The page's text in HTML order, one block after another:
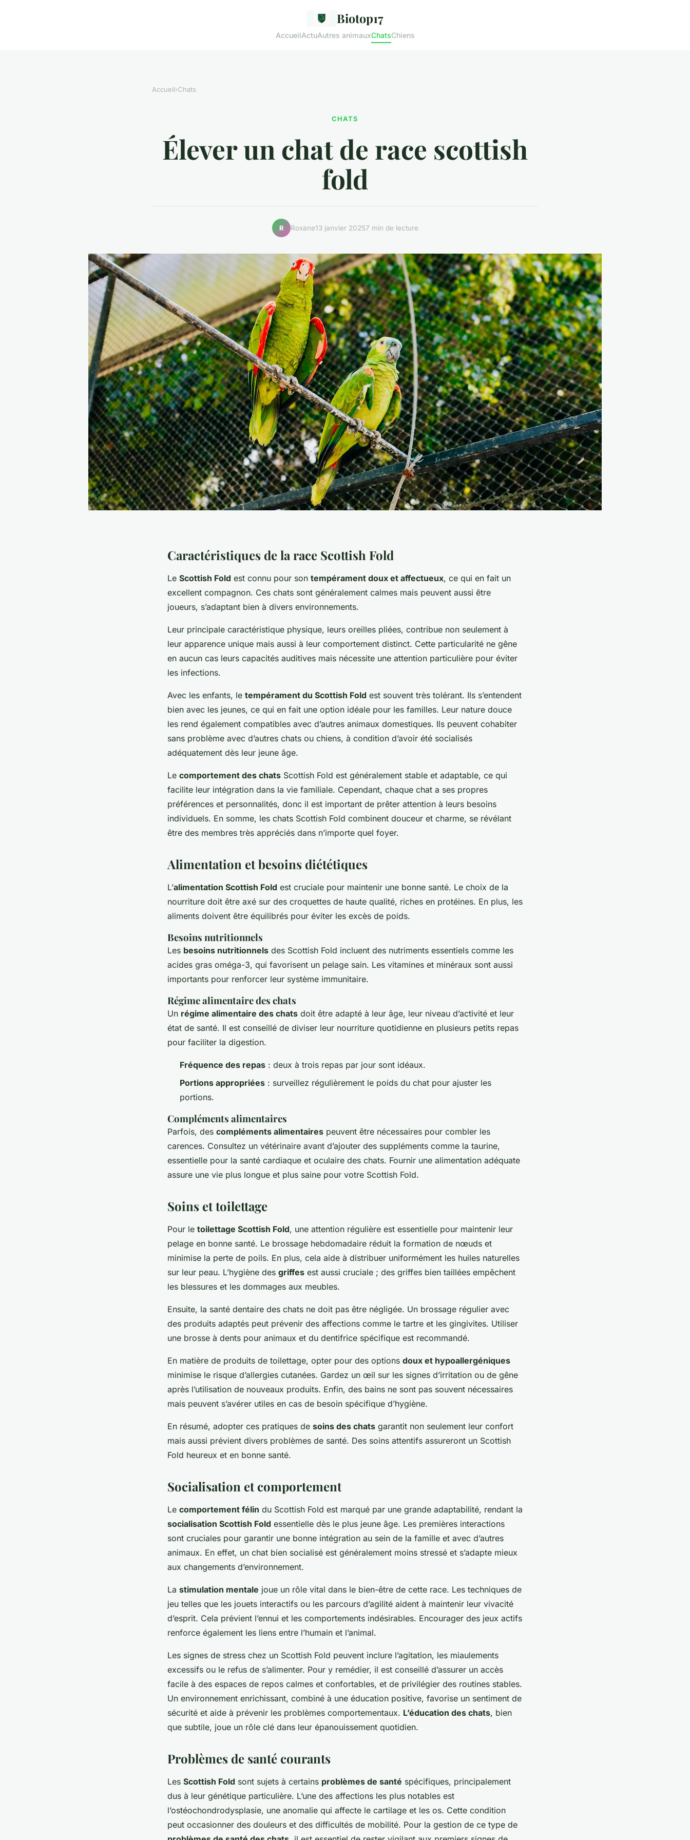
Biotop17
AccueilActuAutres animauxChatsChiens
Accueil›Chats
CHATS
Élever un chat de race scottish
fold
R Roxane13 janvier 20257 min de lecture
Caractéristiques de la race Scottish Fold
Le Scottish Fold est connu pour son tempérament doux et affectueux, ce qui en fait un
excellent compagnon. Ces chats sont généralement calmes mais peuvent aussi être
joueurs, s’adaptant bien à divers environnements.
Leur principale caractéristique physique, leurs oreilles pliées, contribue non seulement à
leur apparence unique mais aussi à leur comportement distinct. Cette particularité ne gêne
en aucun cas leurs capacités auditives mais nécessite une attention particulière pour éviter
les infections.
Avec les enfants, le tempérament du Scottish Fold est souvent très tolérant. Ils s’entendent
bien avec les jeunes, ce qui en fait une option idéale pour les familles. Leur nature douce
les rend également compatibles avec d’autres animaux domestiques. Ils peuvent cohabiter
sans problème avec d’autres chats ou chiens, à condition d’avoir été socialisés
adéquatement dès leur jeune âge.
Le comportement des chats Scottish Fold est généralement stable et adaptable, ce qui
facilite leur intégration dans la vie familiale. Cependant, chaque chat a ses propres
préférences et personnalités, donc il est important de prêter attention à leurs besoins
individuels. En somme, les chats Scottish Fold combinent douceur et charme, se révélant
être des membres très appréciés dans n’importe quel foyer.
Alimentation et besoins diététiques
L’alimentation Scottish Fold est cruciale pour maintenir une bonne santé. Le choix de la
nourriture doit être axé sur des croquettes de haute qualité, riches en protéines. En plus, les
aliments doivent être équilibrés pour éviter les excès de poids.
Besoins nutritionnels
Les besoins nutritionnels des Scottish Fold incluent des nutriments essentiels comme les
acides gras oméga-3, qui favorisent un pelage sain. Les vitamines et minéraux sont aussi
importants pour renforcer leur système immunitaire.
Régime alimentaire des chats
Un régime alimentaire des chats doit être adapté à leur âge, leur niveau d’activité et leur
état de santé. Il est conseillé de diviser leur nourriture quotidienne en plusieurs petits repas
pour faciliter la digestion.
Fréquence des repas : deux à trois repas par jour sont idéaux.
Portions appropriées : surveillez régulièrement le poids du chat pour ajuster les
portions.
Compléments alimentaires
Parfois, des compléments alimentaires peuvent être nécessaires pour combler les
carences. Consultez un vétérinaire avant d’ajouter des suppléments comme la taurine,
essentielle pour la santé cardiaque et oculaire des chats. Fournir une alimentation adéquate
assure une vie plus longue et plus saine pour votre Scottish Fold.
Soins et toilettage
Pour le toilettage Scottish Fold, une attention régulière est essentielle pour maintenir leur
pelage en bonne santé. Le brossage hebdomadaire réduit la formation de nœuds et
minimise la perte de poils. En plus, cela aide à distribuer uniformément les huiles naturelles
sur leur peau. L’hygiène des griffes est aussi cruciale ; des griffes bien taillées empêchent
les blessures et les dommages aux meubles.
Ensuite, la santé dentaire des chats ne doit pas être négligée. Un brossage régulier avec
des produits adaptés peut prévenir des affections comme le tartre et les gingivites. Utiliser
une brosse à dents pour animaux et du dentifrice spécifique est recommandé.
En matière de produits de toilettage, opter pour des options doux et hypoallergéniques
minimise le risque d’allergies cutanées. Gardez un œil sur les signes d’irritation ou de gêne
après l’utilisation de nouveaux produits. Enfin, des bains ne sont pas souvent nécessaires
mais peuvent s’avérer utiles en cas de besoin spécifique d’hygiène.
En résumé, adopter ces pratiques de soins des chats garantit non seulement leur confort
mais aussi prévient divers problèmes de santé. Des soins attentifs assureront un Scottish
Fold heureux et en bonne santé.
Socialisation et comportement
Le comportement félin du Scottish Fold est marqué par une grande adaptabilité, rendant la
socialisation Scottish Fold essentielle dès le plus jeune âge. Les premières interactions
sont cruciales pour garantir une bonne intégration au sein de la famille et avec d’autres
animaux. En effet, un chat bien socialisé est généralement moins stressé et s’adapte mieux
aux changements d’environnement.
La stimulation mentale joue un rôle vital dans le bien-être de cette race. Les techniques de
jeu telles que les jouets interactifs ou les parcours d’agilité aident à maintenir leur vivacité
d’esprit. Cela prévient l’ennui et les comportements indésirables. Encourager des jeux actifs
renforce également les liens entre l’humain et l’animal.
Les signes de stress chez un Scottish Fold peuvent inclure l’agitation, les miaulements
excessifs ou le refus de s’alimenter. Pour y remédier, il est conseillé d’assurer un accès
facile à des espaces de repos calmes et confortables, et de privilégier des routines stables.
Un environnement enrichissant, combiné à une éducation positive, favorise un sentiment de
sécurité et aide à prévenir les problèmes comportementaux. L’éducation des chats, bien
que subtile, joue un rôle clé dans leur épanouissement quotidien.
Problèmes de santé courants
Les Scottish Fold sont sujets à certains problèmes de santé spécifiques, principalement
dus à leur génétique particulière. L’une des affections les plus notables est
l’ostéochondrodysplasie, une anomalie qui affecte le cartilage et les os. Cette condition
peut occasionner des douleurs et des difficultés de mobilité. Pour la gestion de ce type de